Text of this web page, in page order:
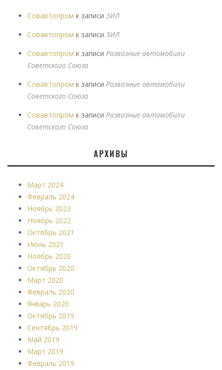
Совавтопром к записи ЗИЛ
Совавтопром к записи ЗИЛ
Совавтопром к записи Развозные автомобили
Советского Союза
Совавтопром к записи Развозные автомобили
Советского Союза
Совавтопром к записи Развозные автомобили
Советского Союза
АРХИВЫ
Март 2024
Февраль 2024
Ноябрь 2023
Ноябрь 2022
Октябрь 2021
Июнь 2021
Ноябрь 2020
Октябрь 2020
Март 2020
Февраль 2020
Январь 2020
Октябрь 2019
Сентябрь 2019
Май 2019
Март 2019
Февраль 2019